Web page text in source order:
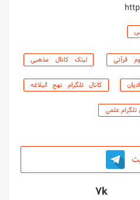
قرآنی لینک کانال مذهبی
کانال تلگرام نهج البلاغه
تلگرام علمی
7k